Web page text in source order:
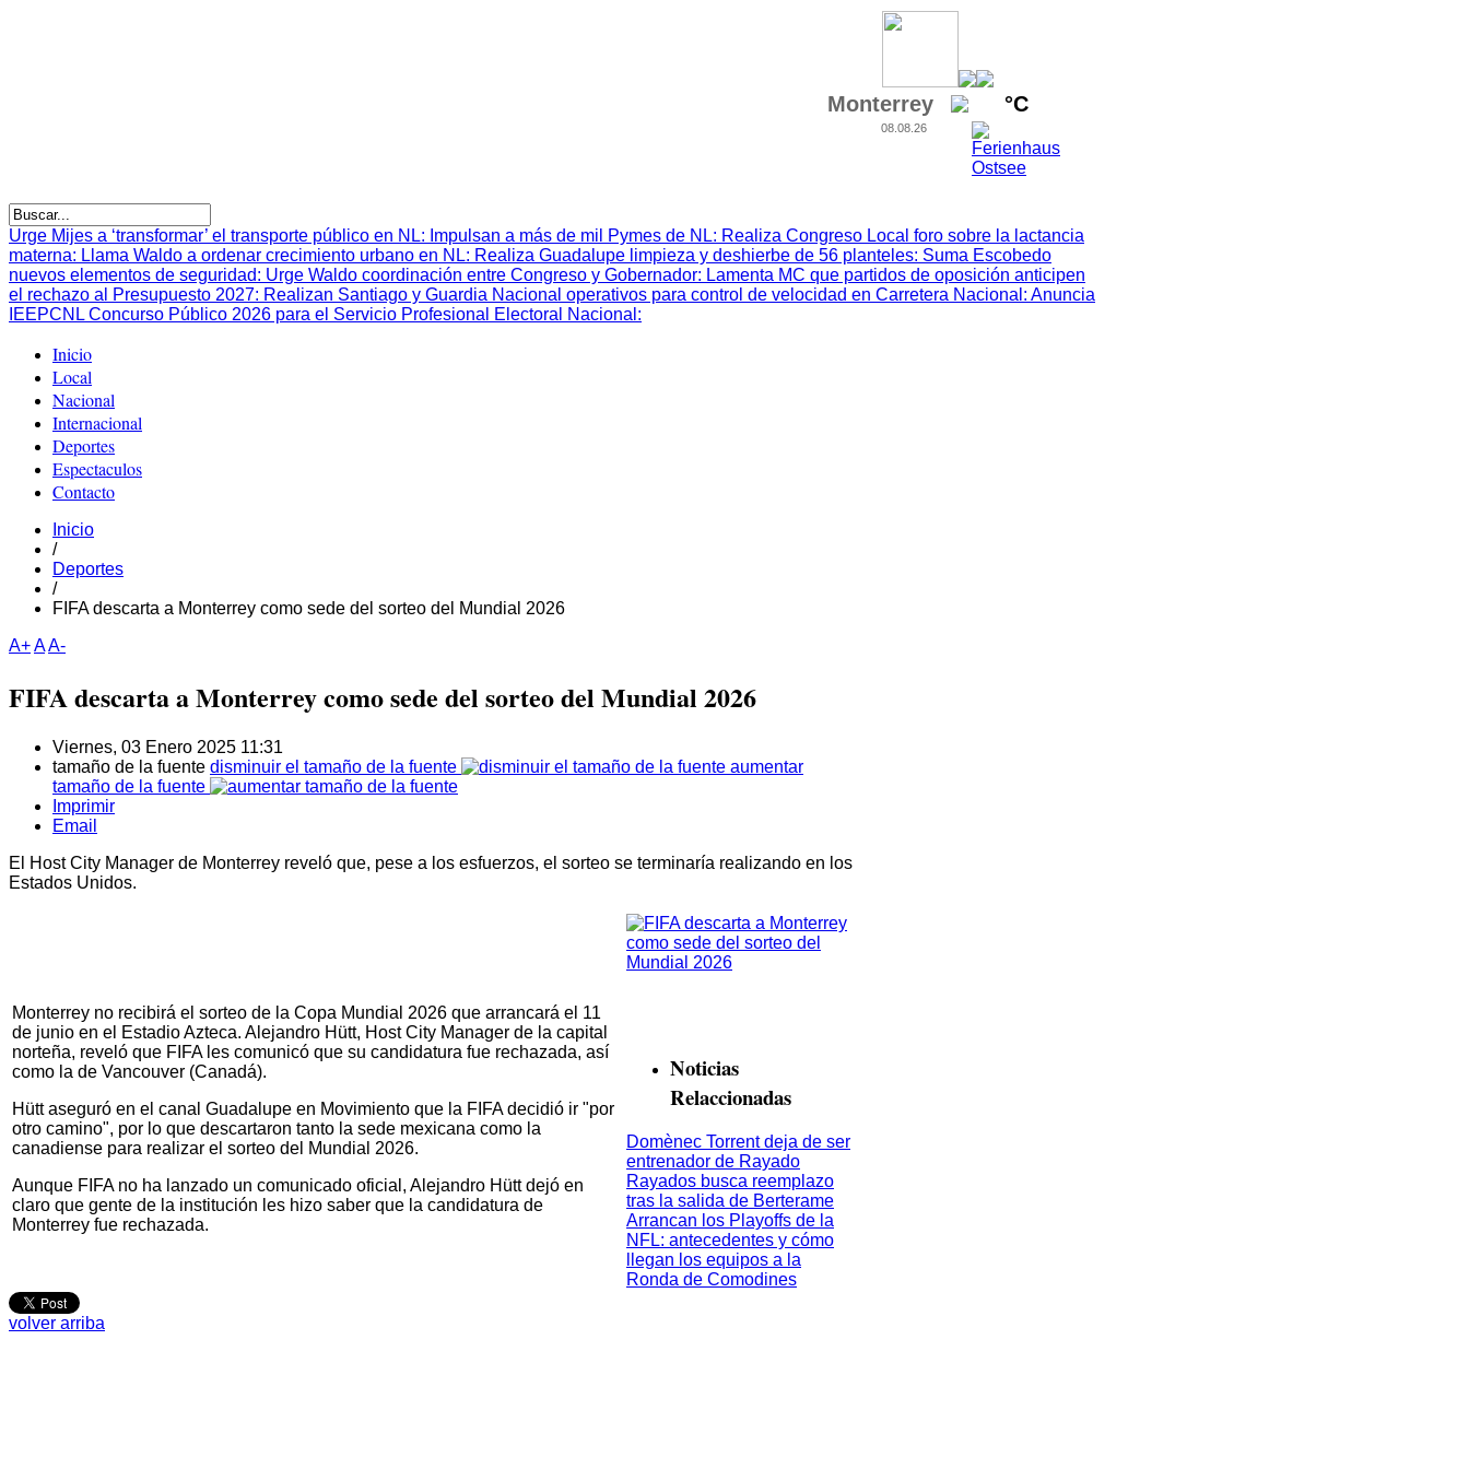
Monterrey °C
08.08.26
Urge Mijes a ‘transformar’ el transporte público en NL: Impulsan a más de mil Pymes de NL: Realiza Congreso Local foro sobre la lactancia
materna: Llama Waldo a ordenar crecimiento urbano en NL: Realiza Guadalupe limpieza y deshierbe de 56 planteles: Suma Escobedo
nuevos elementos de seguridad: Urge Waldo coordinación entre Congreso y Gobernador: Lamenta MC que partidos de oposición anticipen
el rechazo al Presupuesto 2027: Realizan Santiago y Guardia Nacional operativos para control de velocidad en Carretera Nacional : Anuncia
IEEPCNL Concurso Público 2026 para el Servicio Profesional Electoral Nacional :
Inicio
Local
Nacional
Internacional
Deportes
Espectaculos
Contacto
Inicio
/
Deportes
/
FIFA descarta a Monterrey como sede del sorteo del Mundial 2026
A+AA-
FIFA descarta a Monterrey como sede del sorteo del Mundial 2026
Viernes, 03 Enero 2025 11:31
tamaño de la fuente disminuir el tamaño de la fuente
aumentar
tamaño de la fuente
Imprimir
Email
El Host City Manager de Monterrey reveló que, pese a los esfuerzos, el sorteo se terminaría realizando en los
Estados Unidos.
Monterrey no recibirá el sorteo de la Copa Mundial 2026 que arrancará el 11
de junio en el Estadio Azteca. Alejandro Hütt, Host City Manager de la capital
norteña, reveló que FIFA les comunicó que su candidatura fue rechazada, así
como la de Vancouver (Canadá).
Hütt aseguró en el canal Guadalupe en Movimiento que la FIFA decidió ir "por
otro camino", por lo que descartaron tanto la sede mexicana como la
canadiense para realizar el sorteo del Mundial 2026.
Aunque FIFA no ha lanzado un comunicado oficial, Alejandro Hütt dejó en
claro que gente de la institución les hizo saber que la candidatura de
Monterrey fue rechazada.
Noticias
Relaccionadas
Domènec Torrent deja de ser
entrenador de Rayado
Rayados busca reemplazo
tras la salida de Berterame
Arrancan los Playoffs de la
NFL: antecedentes y cómo
llegan los equipos a la
Ronda de Comodines
volver arriba